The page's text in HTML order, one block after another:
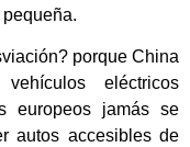
porque China
eléctricos
europeos jamás se
autos accesibles de